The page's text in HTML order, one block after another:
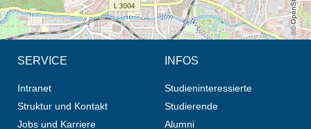
SERVICE
Intranet
Struktur und Kontakt
Jobs und Karriere
INFOS
Studieninteressierte
Studierende
Alumni